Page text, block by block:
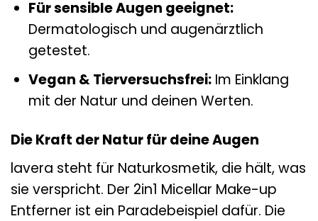
Für sensible Augen geeignet:
Dermatologisch und augenärztlich
getestet.
Vegan & Tierversuchsfrei:Im Einklang
mit der Natur und deinen Werten.
Die Kraft der Natur für deine Augen
lavera steht für Naturkosmetik, die hält, was
sie verspricht. Der 2in1 Micellar Make-up
Entferner ist ein Paradebeispiel dafür. Die